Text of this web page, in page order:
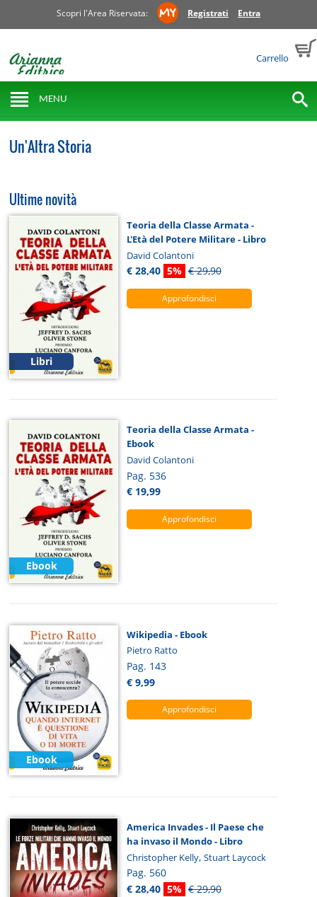
Scopri l'Area Riservata: Registrati Entra
Carrello
MENU
Un'Altra Storia
Ultime novità
Libri
Teoria della Classe Armata -
L'Età del Potere Militare - Libro
David Colantoni
€ 28,40 5% € 29,90
Approfondisci
Ebook
Teoria della Classe Armata -
Ebook
David Colantoni
Pag. 536
€ 19,99
Approfondisci
Ebook
Wikipedia - Ebook
Pietro Ratto
Pag. 143
€ 9,99
Approfondisci
America Invades - Il Paese che
ha invaso il Mondo - Libro
Christopher Kelly, Stuart Laycock
Pag. 560
€ 28,40 5% € 29,90